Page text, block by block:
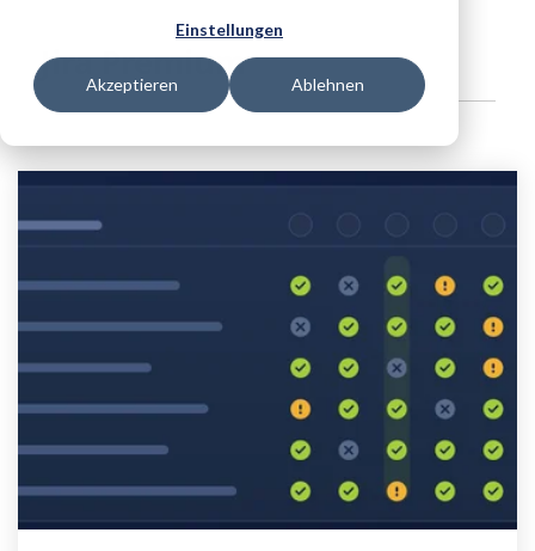
Einstellungen
Akzeptieren Ablehnen
Jira Premium